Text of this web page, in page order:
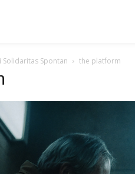
Spontan the platform